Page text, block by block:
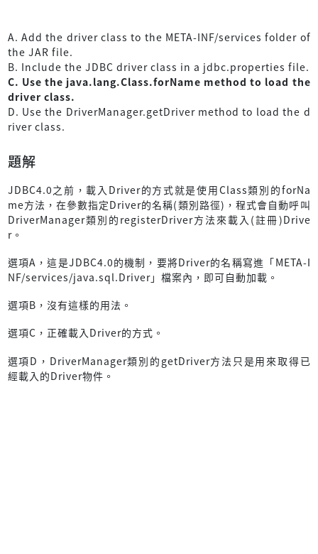
A. Add the driver class to the META-INF/services folder of
the JAR file.
B. Include the JDBC driver class in a jdbc.properties file.
C. Use the java.lang.Class.forName method to load the
driver class.
D. Use the DriverManager.getDriver method to load the d
river class.
題解
JDBC4.0之前，載入Driver的方式就是使用Class類別的forNa
me方法，在參數指定Driver的名稱(類別路徑)，程式會自動呼叫
DriverManager類別的registerDriver方法來載入(註冊)Drive
r。
選項A，這是JDBC4.0的機制，要將Driver的名稱寫進「META-I
NF/services/java.sql.Driver」檔案內，即可自動加載。
選項B，沒有這樣的用法。
選項C，正確載入Driver的方式。
選項D，DriverManager類別的getDriver方法只是用來取得已
經載入的Driver物件。